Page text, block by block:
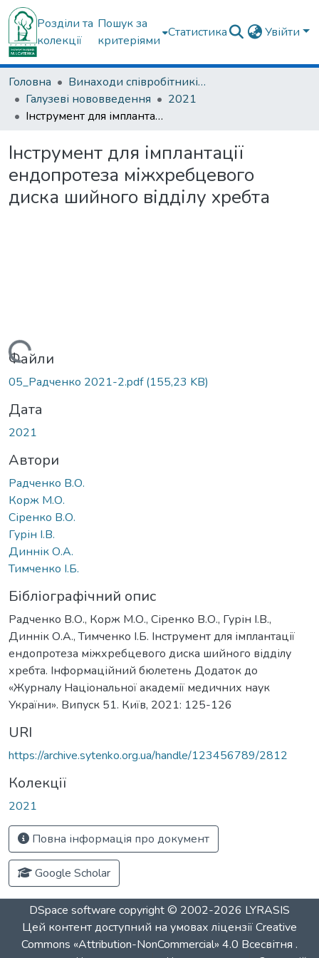
Розділи та
колекції
Пошук за
критеріями
Статистика Увійти
Головна
Винаходи співробітників ДУ "ІПХС ім. проф. М.І. Ситенка"
Галузеві нововведення
2021
Інструмент для імплантації ендопротеза міжхребцевого диска шийного відділу хребта
Інструмент для імплантації
ендопротеза міжхребцевого
диска шийного відділу хребта
Вантажиться...
Файли
05_Радченко 2021-2.pdf(155,23 KB)
Дата
2021
Автори
Радченко В.О.
Корж М.О.
Сіренко В.О.
Гурін І.В.
Диннік О.А.
Тимченко І.Б.
Бібліографічний опис
Радченко В.О., Корж М.О., Сіренко В.О., Гурін І.В.,
Диннік О.А., Тимченко І.Б. Інструмент для імплантації
ендопротеза міжхребцевого диска шийного відділу
хребта. Інформаційний бюлетень Додаток до
«Журналу Національної академії медичних наук
України». Випуск 51. Київ, 2021: 125-126
URI
https://archive.sytenko.org.ua/handle/123456789/2812
Колекції
2021
Повна інформація про документ
Google Scholar
DSpace software copyright © 2002-2026 LYRASIS
Цей контент доступний на умовах ліцензіїCreative
Commons «Attribution-NonCommercial» 4.0 Всесвітня .